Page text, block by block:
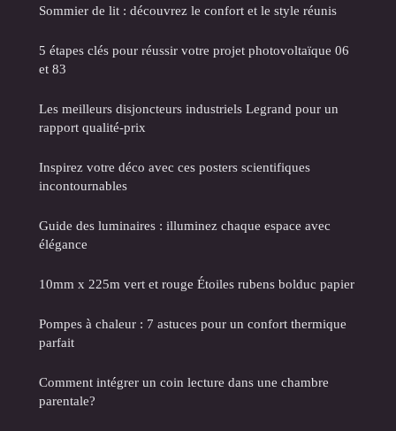
Sommier de lit : découvrez le confort et le style réunis
5 étapes clés pour réussir votre projet photovoltaïque 06
et 83
Les meilleurs disjoncteurs industriels Legrand pour un
rapport qualité-prix
Inspirez votre déco avec ces posters scientifiques
incontournables
Guide des luminaires : illuminez chaque espace avec
élégance
10mm x 225m vert et rouge Étoiles rubens bolduc papier
Pompes à chaleur : 7 astuces pour un confort thermique
parfait
Comment intégrer un coin lecture dans une chambre
parentale?